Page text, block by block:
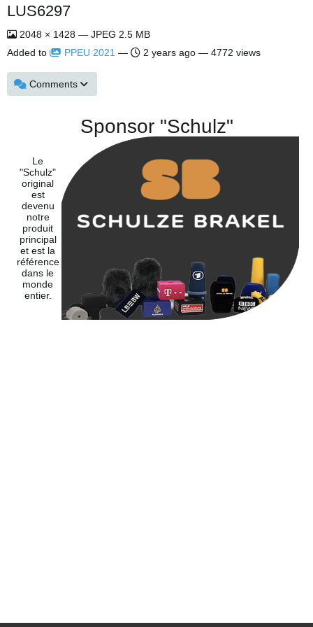
LUS6297
2048 × 1428 — JPEG 2.5 MB
Added to
PPEU 2021 — 2 years ago — 4772 views
Comments
Sponsor "Schulz"
Le
"Schulz"
original
est
devenu
notre
produit
principal
et est la
référence
dans le
monde
entier.